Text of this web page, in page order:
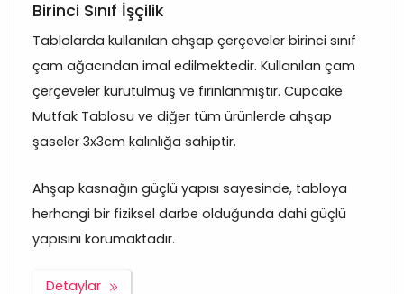
Birinci Sınıf İşçilik
Tablolarda kullanılan ahşap çerçeveler birinci sınıf
çam ağacından imal edilmektedir. Kullanılan çam
çerçeveler kurutulmuş ve fırınlanmıştır. Cupcake
Mutfak Tablosu ve diğer tüm ürünlerde ahşap
şaseler 3x3cm kalınlığa sahiptir.
Ahşap kasnağın güçlü yapısı sayesinde, tabloya
herhangi bir fiziksel darbe olduğunda dahi güçlü
yapısını korumaktadır.
Detaylar